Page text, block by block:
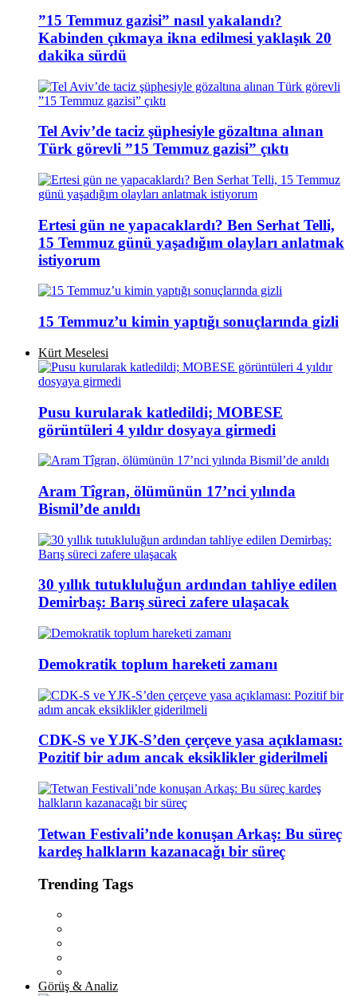
”15 Temmuz gazisi” nasıl yakalandı?
Kabinden çıkmaya ikna edilmesi yaklaşık 20
dakika sürdü
Tel Aviv’de taciz şüphesiyle gözaltına alınan
Türk görevli ”15 Temmuz gazisi” çıktı
Ertesi gün ne yapacaklardı? Ben Serhat Telli,
15 Temmuz günü yaşadığım olayları anlatmak
istiyorum
15 Temmuz’u kimin yaptığı sonuçlarında gizli
Kürt Meselesi
Pusu kurularak katledildi; MOBESE
görüntüleri 4 yıldır dosyaya girmedi
Aram Tîgran, ölümünün 17’nci yılında
Bismil’de anıldı
30 yıllık tutukluluğun ardından tahliye edilen
Demirbaş: Barış süreci zafere ulaşacak
Demokratik toplum hareketi zamanı
CDK-S ve YJK-S’den çerçeve yasa açıklaması:
Pozitif bir adım ancak eksiklikler giderilmeli
Tetwan Festivali’nde konuşan Arkaş: Bu süreç
kardeş halkların kazanacağı bir süreç
Trending Tags
Görüş & Analiz